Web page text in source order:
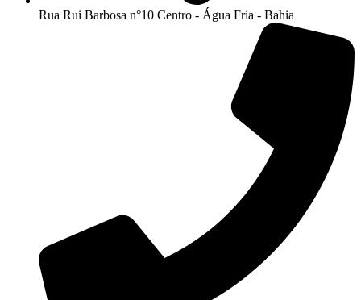
Rua Rui Barbosa n°10 Centro - Água Fria - Bahia